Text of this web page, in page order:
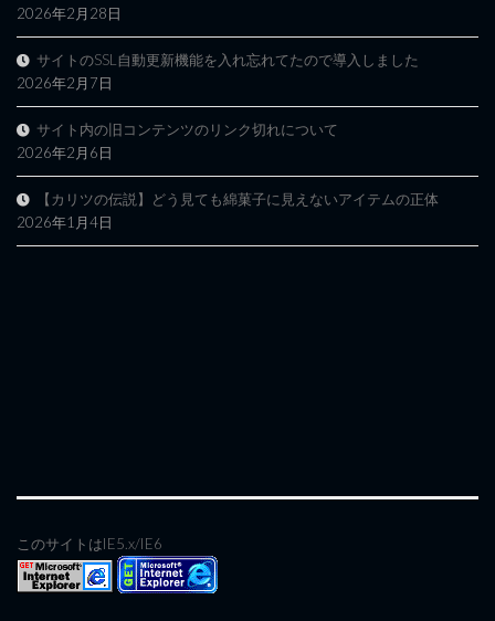
2026年2月28日
サイトのSSL自動更新機能を入れ忘れてたので導入しました
2026年2月7日
サイト内の旧コンテンツのリンク切れについて
2026年2月6日
【カリツの伝説】どう見ても綿菓子に見えないアイテムの正体
2026年1月4日
このサイトはIE5.x/IE6